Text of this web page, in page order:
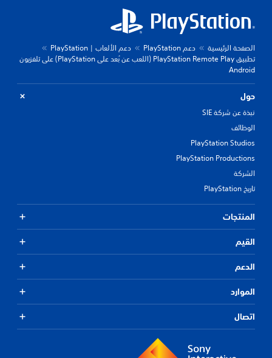
الصفحة الرئيسية دعم PlayStation
دعم الألعاب | PlayStation
تطبيق PlayStation Remote Play (اللعب عن بُعد على PlayStation) على تلفزيون
Android
حول
نبذة عن شركة SIE
الوظائف
PlayStation Studios
PlayStation Productions
الشركة
تاريخ PlayStation
المنتجات
القيم
الدعم
الموارد
اتصال